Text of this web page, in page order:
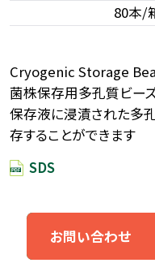
80本/
Cryogenic Storage
菌株保存用多孔質ビー
保存液に浸漬された多
存することができます
SDS
お問い合わせ